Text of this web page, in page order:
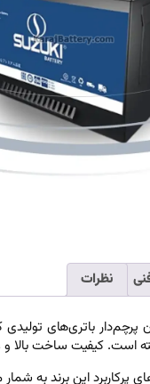
نظرات
کیفیت ساخت بالا و